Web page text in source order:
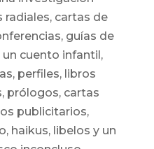
cartas de
guías de
cuento infantil,
perfiles, libros
prólogos, cartas
publicitarios,
haikus, libelos y un